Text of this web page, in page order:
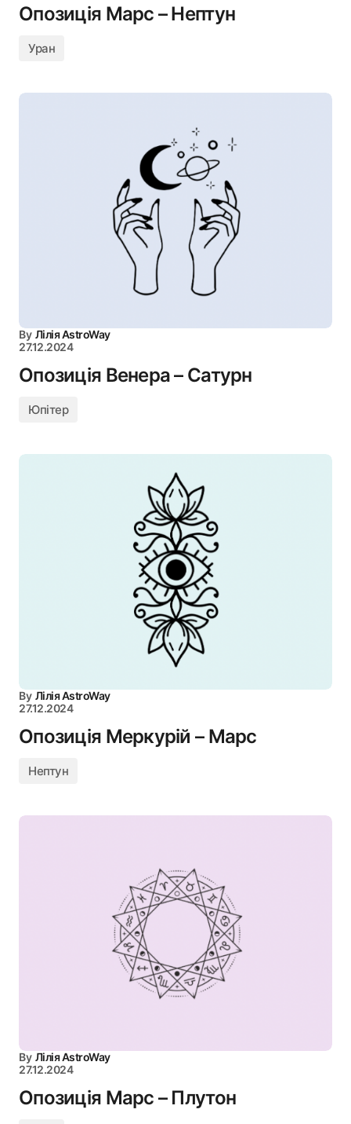
Опозиція Марс – Нептун
Уран
By Лілія AstroWay
27.12.2024
Опозиція Венера – Сатурн
Юпітер
By Лілія AstroWay
27.12.2024
Опозиція Меркурій – Марс
Нептун
By Лілія AstroWay
27.12.2024
Опозиція Марс – Плутон